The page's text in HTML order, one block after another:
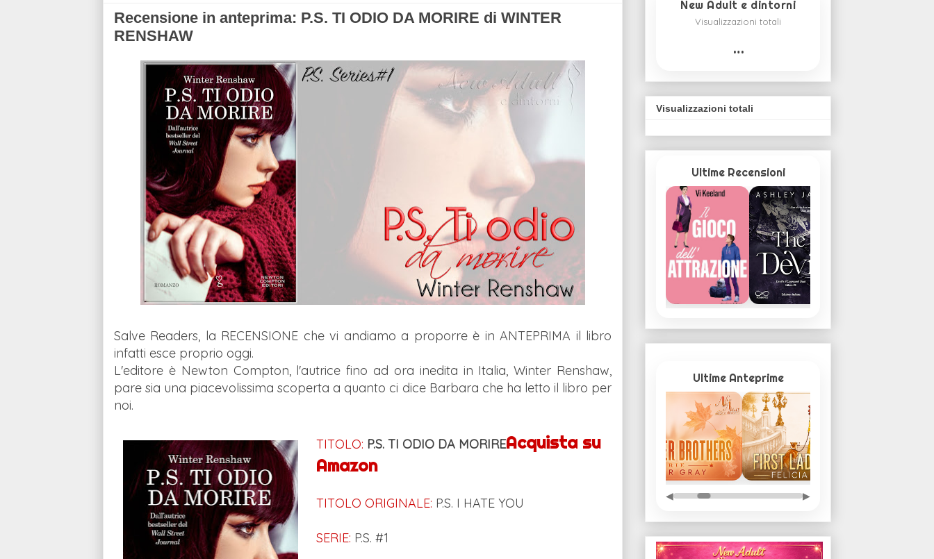
Recensione in anteprima: P.S. TI ODIO DA MORIRE di WINTER
RENSHAW
Salve Readers, la RECENSIONE che vi andiamo a proporre è in ANTEPRIMA il libro
infatti esce proprio oggi.
L'editore è Newton Compton, l'autrice fino ad ora inedita in Italia, Winter Renshaw,
pare sia una piacevolissima scoperta a quanto ci dice Barbara che ha letto il libro per
noi.
TITOLO: P.S. TI ODIO DA MORIREAcquista su
Amazon
TITOLO ORIGINALE: P.S. I HATE YOU
SERIE: P.S. #1
New Adult e dintorni
Visualizzazioni totali
…
Visualizzazioni totali
Ultime Recensioni
Ultime Anteprime
◀ ▶